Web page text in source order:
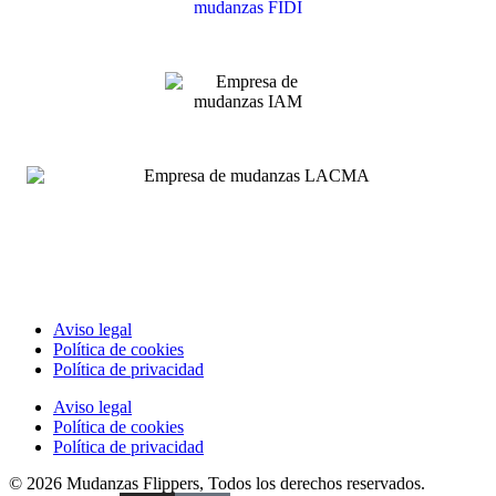
Aviso legal
Política de cookies
Política de privacidad
Aviso legal
Política de cookies
Política de privacidad
© 2026 Mudanzas Flippers, Todos los derechos reservados.